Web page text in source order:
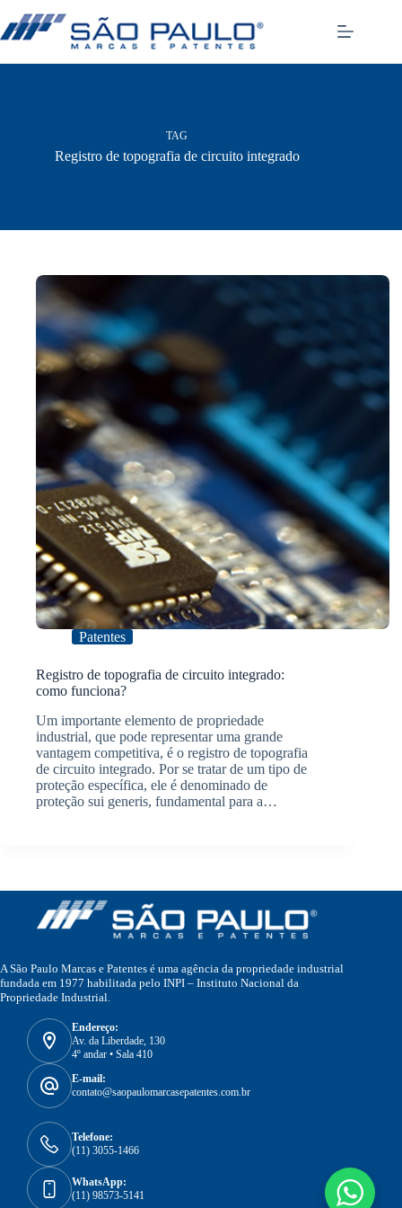
para
o
TAG
Registro de topografia de circuito integrado
Patentes
Registro de topografia de circuito integrado:
como funciona?
Um importante elemento de propriedade
industrial, que pode representar uma grande
vantagem competitiva, é o registro de topografia
de circuito integrado. Por se tratar de um tipo de
proteção específica, ele é denominado de
proteção sui generis, fundamental para a…
A São Paulo Marcas e Patentes é uma agência da propriedade industrial
fundada em 1977 habilitada pelo INPI – Instituto Nacional da
Propriedade Industrial.
Endereço:
Av. da Liberdade, 130
4º andar • Sala 410
E-mail:
contato@saopaulomarcasepatentes.com.br
Telefone:
(11) 3055-1466
WhatsApp:
(11) 98573-5141